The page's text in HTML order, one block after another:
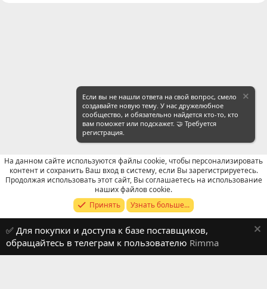
Продавцы (контакты) WeChat
Russian (RU)
Обратная связь
Условия и правила
Политика конфиденциальности
Помощь
R
Если вы не нашли ответа на свой вопрос, смело
создавайте новую тему. У нас дружелюбное
сообщество, и обязательно найдется кто-то, кто
вам поможет или подскажет. 🤝 Требуется
регистрация.
На данном сайте используются файлы cookie, чтобы персонализировать
контент и сохранить Ваш вход в систему, если Вы зарегистрируетесь.
Продолжая использовать этот сайт, Вы соглашаетесь на использование
наших файлов cookie.
Принять
Узнать больше...
✅ Для покупки и доступа к базе поставщиков,
обращайтесь в телеграм к пользователю Rimma